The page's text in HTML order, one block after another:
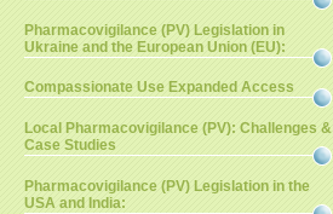
Pharmacovigilance (PV) Legislation in
Ukraine and the European Union (EU):
Compassionate Use Expanded Access
Local Pharmacovigilance (PV): Challenges &
Case Studies
Pharmacovigilance (PV) Legislation in the
USA and India: